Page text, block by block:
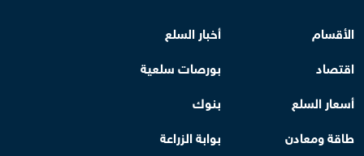
الأقسام
أخبار السلع
اقتصاد
بورصات سلعية
أسعار السلع
بنوك
طاقة ومعادن
بوابة الزراعة